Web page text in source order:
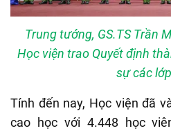
Trung tướng, GS.TS Trần
Học viện trao Quyết định
sự các
Tính đến nay, Học viện đã
cao học với 4.448 học